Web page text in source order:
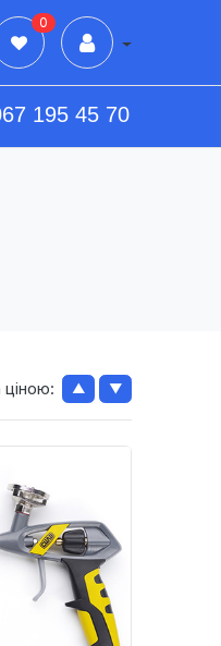
0
195 45 70
▲ ▼